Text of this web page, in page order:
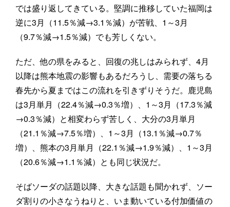
では盛り返してきている。堅調に推移していた福岡は
逆に3月（11.5％減→3.1％減）が苦戦、1～3月
（9.7％減→1.5％減）でも芳しくない。
ただ、他の県をみると、回復の兆しはみられず、4月
以降は熊本地震の影響もあるだろうし、需要の落ちる
春先から夏まではこの流れを引きずりそうだ。鹿児島
は3月単月（22.4％減→0.3％増）、1～3月（17.3％減
→0.3％減）と相変わらず苦しく、大分の3月単月
（21.1％減→7.5％増）、1～3月（13.1％減→0.7％
増）、熊本の3月単月（22.1％減→1.9％減）、1～3月
（20.6％減→1.1％減）とも同じ状況だ。
そばソーダの話題以降、大きな話題も聞かれず、ソー
ダ割りの小さなうねりと、いま動いている付加価値の